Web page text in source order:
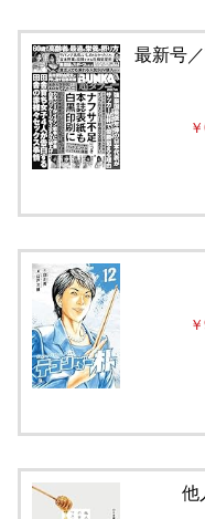
最新号
他